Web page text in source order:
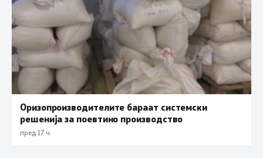
Оризопроизводителите бараат системски
решенија за поевтино производство
пред 17 ч.